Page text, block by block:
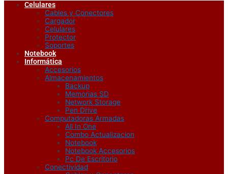
Celulares
Cables y Conectores
Cargador
Celulares
Protector
Soportes
Notebook
Informática
Accesorios
Almacenamientos
Backup
Memorias SD
Network Storage
Pen Drive
Computadoras Armadas
All In One
Combo Actualizacion
Notebook
Notebook Accesorios
Pc De Escritorio
Conectividad